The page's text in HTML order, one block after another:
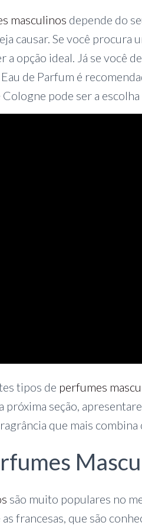
masculinos depende do
causar. Se você procura
opção ideal. Já se você
de Parfum é
pode ser a
tipos de perfumes
seção,
que mais
são muito populares no
francesas, que são